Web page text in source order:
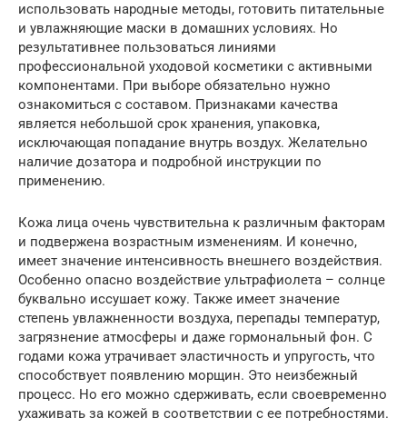
использовать народные методы, готовить питательные
и увлажняющие маски в домашних условиях. Но
результативнее пользоваться линиями
профессиональной уходовой косметики с активными
компонентами. При выборе обязательно нужно
ознакомиться с составом. Признаками качества
является небольшой срок хранения, упаковка,
исключающая попадание внутрь воздух. Желательно
наличие дозатора и подробной инструкции по
применению.
Кожа лица очень чувствительна к различным факторам
и подвержена возрастным изменениям. И конечно,
имеет значение интенсивность внешнего воздействия.
Особенно опасно воздействие ультрафиолета – солнце
буквально иссушает кожу. Также имеет значение
степень увлажненности воздуха, перепады температур,
загрязнение атмосферы и даже гормональный фон. С
годами кожа утрачивает эластичность и упругость, что
способствует появлению морщин. Это неизбежный
процесс. Но его можно сдерживать, если своевременно
ухаживать за кожей в соответствии с ее потребностями.